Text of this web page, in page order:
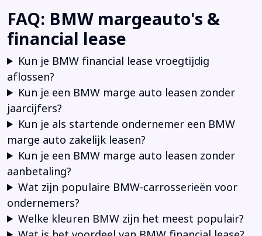
FAQ: BMW margeauto's &
financial lease
Kun je BMW financial lease vroegtijdig
aflossen?
Kun je een BMW marge auto leasen zonder
jaarcijfers?
Kun je als startende ondernemer een BMW
marge auto zakelijk leasen?
Kun je een BMW marge auto leasen zonder
aanbetaling?
Wat zijn populaire BMW-carrosserieën voor
ondernemers?
Welke kleuren BMW zijn het meest populair?